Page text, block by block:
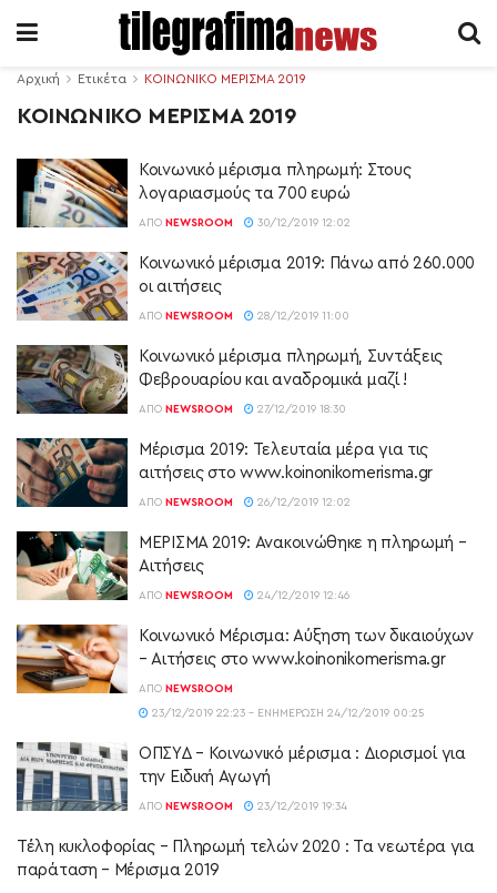
Αρχική Ετικέτα ΚΟΙΝΩΝΙΚΟ ΜΕΡΙΣΜΑ 2019
ΚΟΙΝΩΝΙΚΟ ΜΕΡΙΣΜΑ 2019
Κοινωνικό μέρισμα πληρωμή: Στους
λογαριασμούς τα 700 ευρώ
ΑΠΌ NEWSROOM 30/12/2019 12:02
Κοινωνικό μέρισμα 2019: Πάνω από 260.000
οι αιτήσεις
ΑΠΌ NEWSROOM 28/12/2019 11:00
Κοινωνικό μέρισμα πληρωμή, Συντάξεις
Φεβρουαρίου και αναδρομικά μαζί !
ΑΠΌ NEWSROOM 27/12/2019 18:30
Μέρισμα 2019: Τελευταία μέρα για τις
αιτήσεις στο www.koinonikomerisma.gr
ΑΠΌ NEWSROOM 26/12/2019 12:02
ΜΕΡΙΣΜΑ 2019: Ανακοινώθηκε η πληρωμή –
Αιτήσεις
ΑΠΌ NEWSROOM 24/12/2019 12:46
Κοινωνικό Μέρισμα: Αύξηση των δικαιούχων
– Αιτήσεις στο www.koinonikomerisma.gr
ΑΠΌ NEWSROOM
23/12/2019 22:23 - ΕΝΗΜΈΡΩΣΗ 24/12/2019 00:25
ΟΠΣΥΔ – Κοινωνικό μέρισμα : Διορισμοί για
την Ειδική Αγωγή
ΑΠΌ NEWSROOM 23/12/2019 19:34
Τέλη κυκλοφορίας – Πληρωμή τελών 2020 : Τα νεωτέρα για
παράταση – Μέρισμα 2019